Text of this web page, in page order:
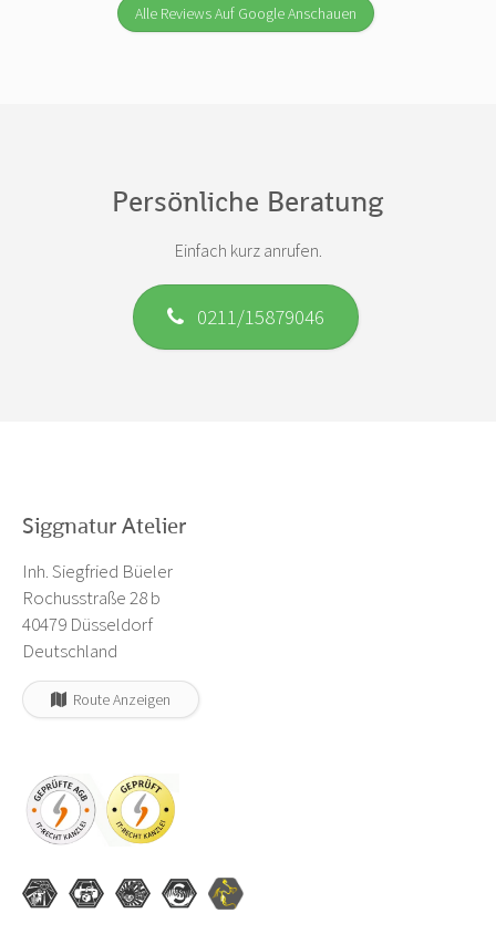
Alle Reviews Auf Google Anschauen
Persönliche Beratung
Einfach kurz anrufen.
0211/15879046
Siggnatur Atelier
Inh. Siegfried Büeler
Rochusstraße 28 b
40479 Düsseldorf
Deutschland
Route Anzeigen